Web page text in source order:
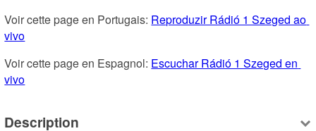
Voir cette page en Portugais: Reproduzir Rádió 1 Szeged ao
vivo
Voir cette page en Espagnol: Escuchar Rádió 1 Szeged en
vivo
Description